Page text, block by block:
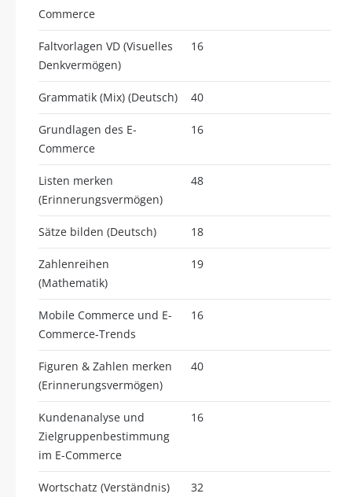
Commerce
Faltvorlagen VD (Visuelles
Denkvermögen)
16
Grammatik (Mix) (Deutsch) 40
Grundlagen des E-
Commerce
16
Listen merken
(Erinnerungsvermögen)
48
Sätze bilden (Deutsch) 18
Zahlenreihen
(Mathematik)
19
Mobile Commerce und E-
Commerce-Trends
16
Figuren & Zahlen merken
(Erinnerungsvermögen)
40
Kundenanalyse und
Zielgruppenbestimmung
im E-Commerce
16
Wortschatz (Verständnis)
32